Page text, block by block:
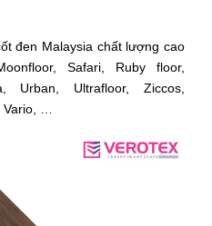
đen Malaysia chất lượng cao
Safari, Ruby floor,
Urban, Ultrafloor, Ziccos,
Vario, …